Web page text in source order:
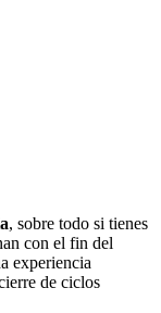
, sobre todo si tienes
con el fin del
experiencia
de ciclos